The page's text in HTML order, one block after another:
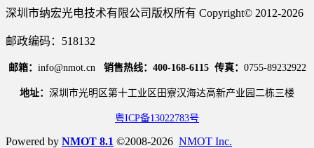
深圳市纳宏光电技术有限公司版权所有 Copyright© 2012-2026
邮政编码：518132
邮箱： info@nmot.cn 销售热线：400-168-6115 传真： 0755-89232922
地址： 深圳市光明区第十工业区田寮汉海达高新产业园二栋三楼
粤ICP备13022783号
Powered by NMOT 8.1 ©2008-2026 NMOT Inc.